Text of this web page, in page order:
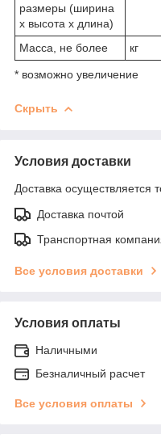
размеры (ширина
х высота х длина)
Масса, не более кг
* возможно увеличение
Скрыть
Условия доставки
Доставка осуществляется
Доставка почтой
Транспортная
Все условия доставки
Условия оплаты
Наличными
Безналичный расчет
Все условия оплаты